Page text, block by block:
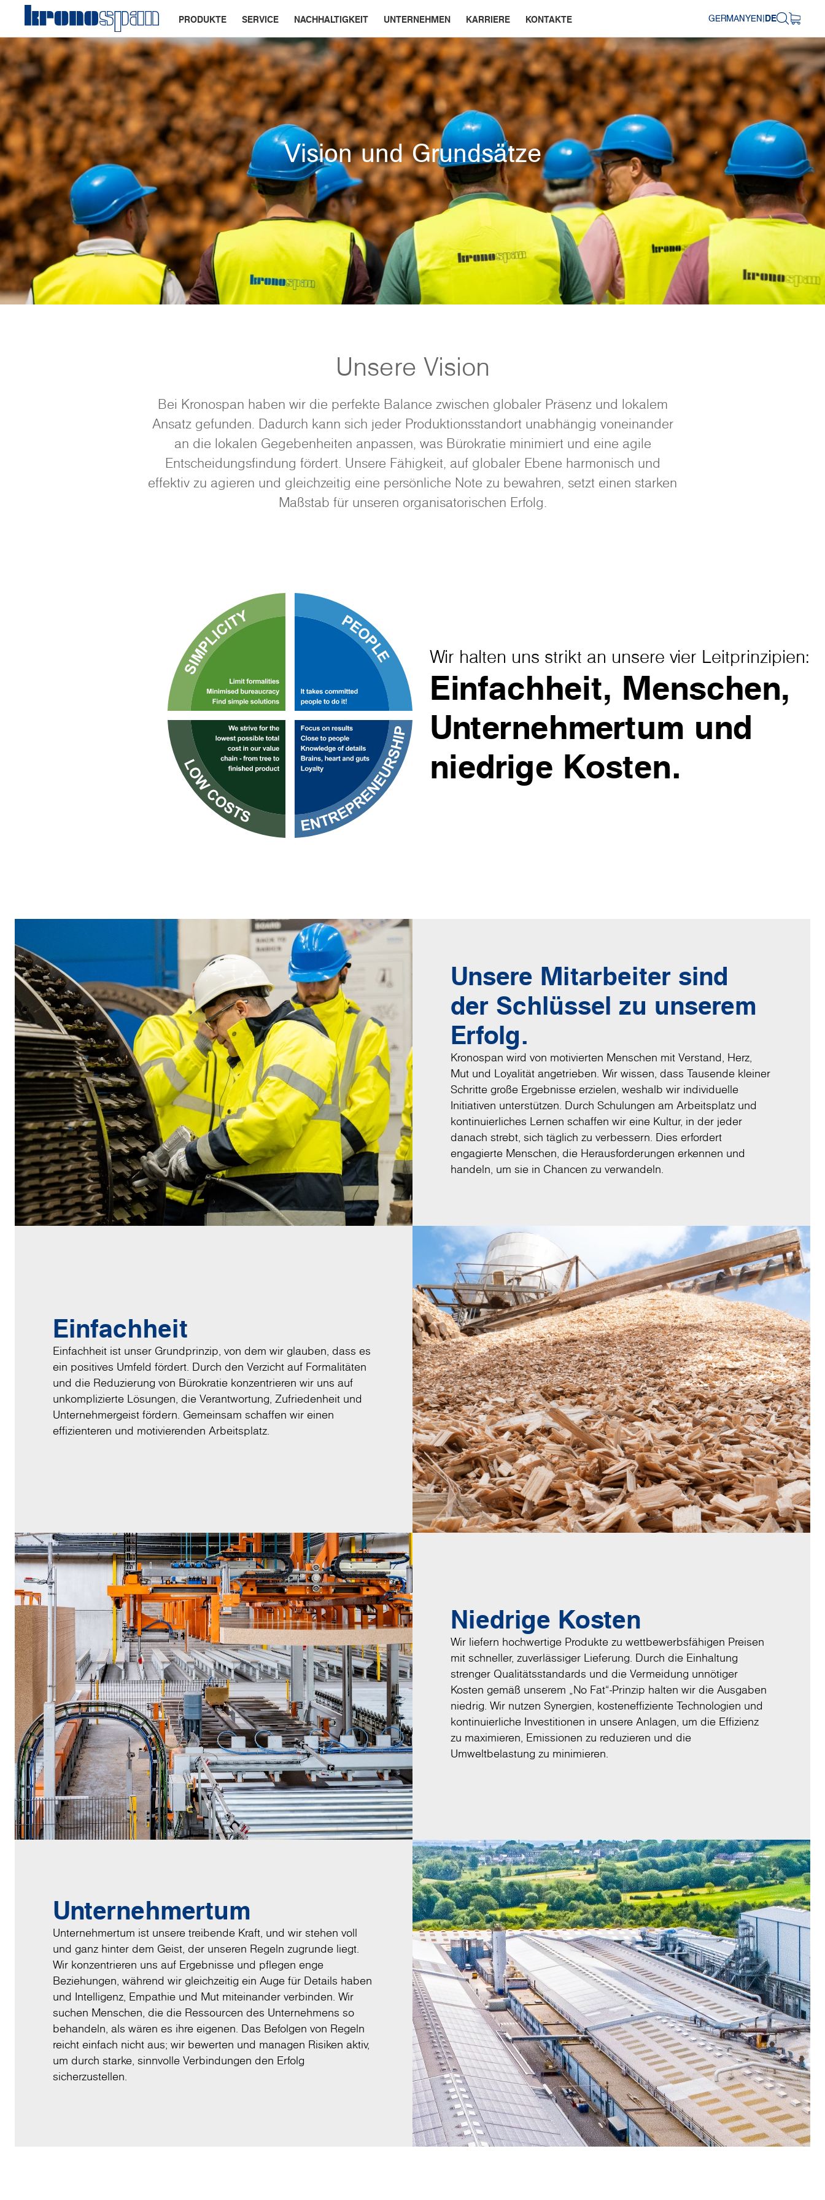
PRODUKTE SERVICE NACHHALTIGKEIT UNTERNEHMEN KARRIERE KONTAKTE GERMANYEN|DE
Vision und Grundsätze
Unsere Vision
Bei Kronospan haben wir die perfekte Balance zwischen globaler Präsenz und lokalem
Ansatz gefunden. Dadurch kann sich jeder Produktionsstandort unabhängig voneinander
an die lokalen Gegebenheiten anpassen, was Bürokratie minimiert und eine agile
Entscheidungsfindung fördert. Unsere Fähigkeit, auf globaler Ebene harmonisch und
effektiv zu agieren und gleichzeitig eine persönliche Note zu bewahren, setzt einen starken
Maßstab für unseren organisatorischen Erfolg.
Wir halten uns strikt an unsere vier Leitprinzipien:
Einfachheit, Menschen,
Unternehmertum und
niedrige Kosten.
Unsere Mitarbeiter sind
der Schlüssel zu unserem
Erfolg.
Kronospan wird von motivierten Menschen mit Verstand, Herz,
Mut und Loyalität angetrieben. Wir wissen, dass Tausende kleiner
Schritte große Ergebnisse erzielen, weshalb wir individuelle
Initiativen unterstützen. Durch Schulungen am Arbeitsplatz und
kontinuierliches Lernen schaffen wir eine Kultur, in der jeder
danach strebt, sich täglich zu verbessern. Dies erfordert
engagierte Menschen, die Herausforderungen erkennen und
handeln, um sie in Chancen zu verwandeln.
Einfachheit
Einfachheit ist unser Grundprinzip, von dem wir glauben, dass es
ein positives Umfeld fördert. Durch den Verzicht auf Formalitäten
und die Reduzierung von Bürokratie konzentrieren wir uns auf
unkomplizierte Lösungen, die Verantwortung, Zufriedenheit und
Unternehmergeist fördern. Gemeinsam schaffen wir einen
effizienteren und motivierenden Arbeitsplatz.
Niedrige Kosten
Wir liefern hochwertige Produkte zu wettbewerbsfähigen Preisen
mit schneller, zuverlässiger Lieferung. Durch die Einhaltung
strenger Qualitätsstandards und die Vermeidung unnötiger
Kosten gemäß unserem „No Fat“-Prinzip halten wir die Ausgaben
niedrig. Wir nutzen Synergien, kosteneffiziente Technologien und
kontinuierliche Investitionen in unsere Anlagen, um die Effizienz
zu maximieren, Emissionen zu reduzieren und die
Umweltbelastung zu minimieren.
Unternehmertum
Unternehmertum ist unsere treibende Kraft, und wir stehen voll
und ganz hinter dem Geist, der unseren Regeln zugrunde liegt.
Wir konzentrieren uns auf Ergebnisse und pflegen enge
Beziehungen, während wir gleichzeitig ein Auge für Details haben
und Intelligenz, Empathie und Mut miteinander verbinden. Wir
suchen Menschen, die die Ressourcen des Unternehmens so
behandeln, als wären es ihre eigenen. Das Befolgen von Regeln
reicht einfach nicht aus; wir bewerten und managen Risiken aktiv,
um durch starke, sinnvolle Verbindungen den Erfolg
sicherzustellen.